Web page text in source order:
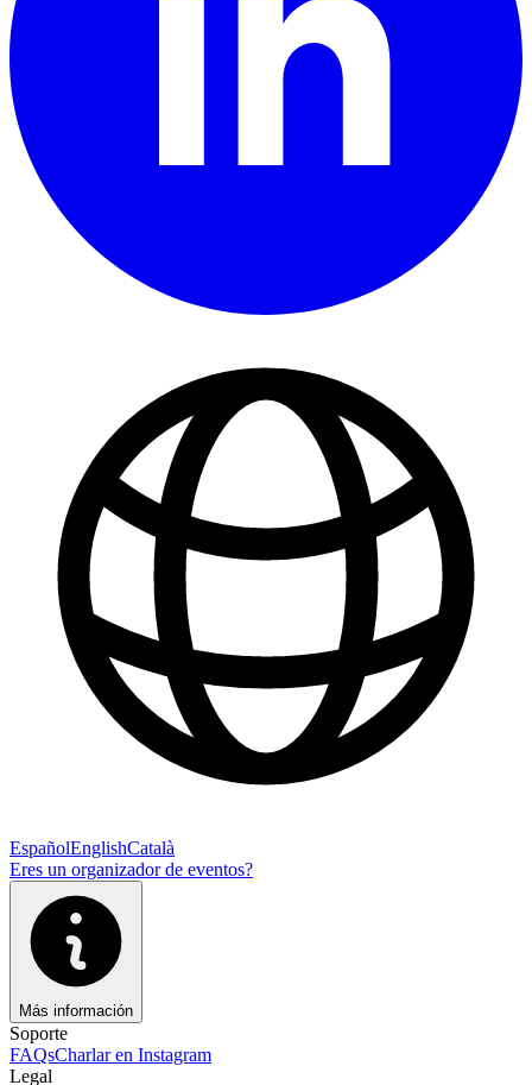
EspañolEnglishCatalà
Eres un organizador de eventos?
Más información
Soporte
FAQsCharlar en Instagram
Legal